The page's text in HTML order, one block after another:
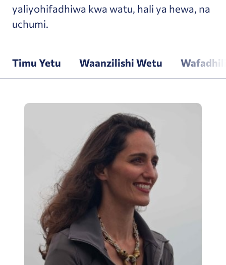
yaliyohifadhiwa kwa watu, hali ya hewa, na
uchumi.
Timu Yetu Waanzilishi Wetu